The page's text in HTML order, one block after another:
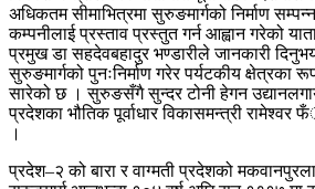
अधिकतम सीमाभित्रमा सुरुङमार्गको निर्माण
कम्पनीलाई प्रस्ताव प्रस्तुत गर्न आह्वान गरेको
प्रमुख डा सहदेवबहादुर भण्डारीले जानकारी
सुरुङमार्गको पुनःनिर्माण गरेर पर्यटकीय क्षेत्रका
सारेको छ । सुरुङसँगै सुन्दर टोनी हेगन
प्रदेशका भौतिक पूर्वाधार विकासमन्त्री
।
प्रदेश–२ को बारा र वाग्मती प्रदेशको